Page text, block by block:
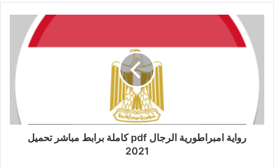
رواية امبراطورية الرجال pdf كاملة برابط مباشر تحميل
2021